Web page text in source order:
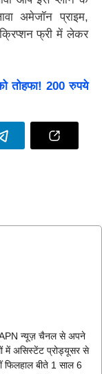
अमेजॉन प्राइम,
फ्री में लेकर
तोहफा! 200 रुपये
APN न्यूज़ चैनल से अपने
असिस्टेंट प्रोड्यूसर से
बीते 1 साल 6